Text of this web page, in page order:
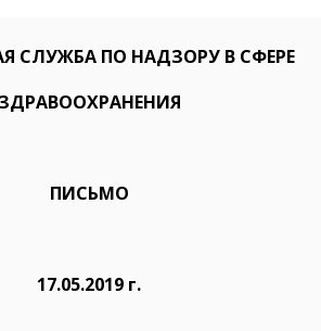
СЛУЖБА ПО НАДЗОРУ В СФЕРЕ
ЗДРАВООХРАНЕНИЯ
ПИСЬМО
17.05.2019 г.